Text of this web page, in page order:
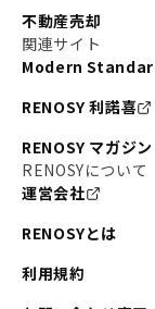
不動産売却
関連サイト
Modern
RENOSY 利諾喜
RENOSY マガジン
RENOSYについて
運営会社
RENOSYとは
利用規約